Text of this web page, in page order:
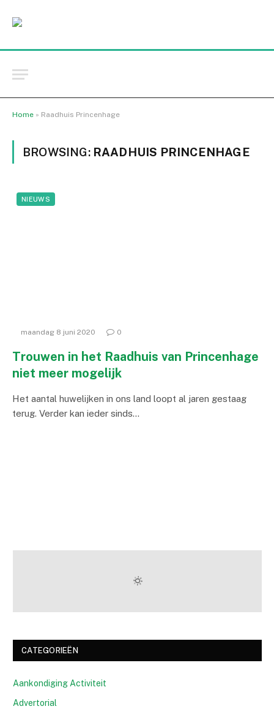
Home » Raadhuis Princenhage
BROWSING: RAADHUIS PRINCENHAGE
NIEUWS
maandag 8 juni 2020 0
Trouwen in het Raadhuis van Princenhage
niet meer mogelijk
Het aantal huwelijken in ons land loopt al jaren gestaag
terug. Verder kan ieder sinds…
CATEGORIEËN
Aankondiging Activiteit
Advertorial